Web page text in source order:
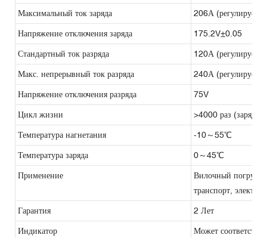
Максимальный ток заряда 206А
Напряжение отключения заряда 175.2V±0.05
Стандартный ток разряда 120А
Макс. непрерывный ток разряда 240А
Напряжение отключения разряда 75V
Цикл жизни >4000 раз (заряд/
Температура нагнетания -10～55℃
Температура заряда 0～45℃
Применение
Вилочный
транспорт,
Гарантия 2 Лет
Индикатор Может